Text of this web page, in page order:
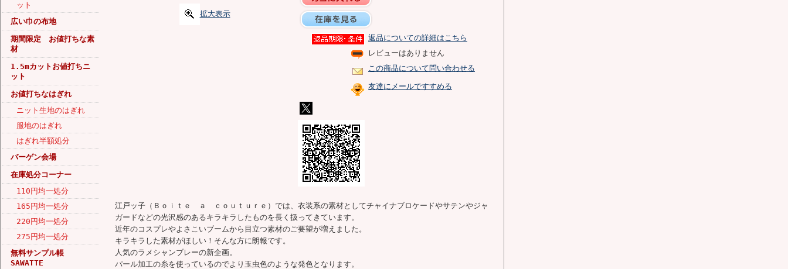
ット
広い巾の布地
期間限定 お値打ちな素
材
1.5mカットお値打ちニ
ット
お値打ちなはぎれ
ニット生地のはぎれ
服地のはぎれ
はぎれ半額処分
バーゲン会場
在庫処分コーナー
110円均一処分
165円均一処分
220円均一処分
275円均一処分
無料サンプル帳
SAWATTE
拡大表示
返品についての詳細はこちら
レビューはありません
この商品について問い合わせる
友達にメールですすめる
江戸ッ子（Ｂｏｉｔｅ ａ ｃｏｕｔｕｒｅ）では、衣装系の素材としてチャイナブロケードやサテンやジャ
ガードなどの光沢感のあるキラキラしたものを長く扱ってきています。
近年のコスプレやよさこいブームから目立つ素材のご要望が増えました。
キラキラした素材がほしい！そんな方に朗報です。
人気のラメシャンブレーの新企画。
パール加工の糸を使っているのでより玉虫色のような発色となります。